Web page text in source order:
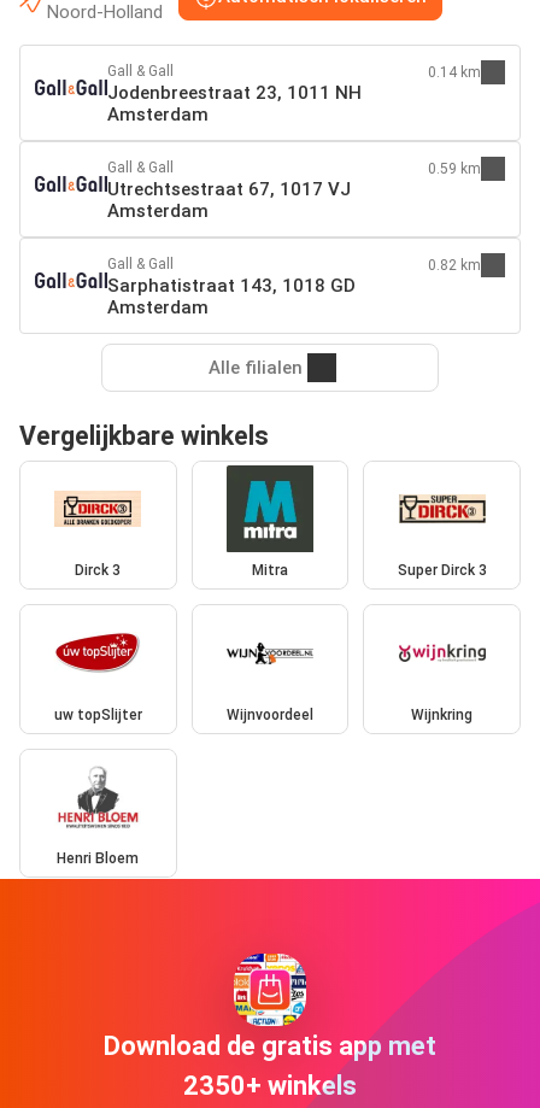
Noord-Holland
Gall & Gall
Jodenbreestraat 23, 1011 NH
Amsterdam
0.14 km
Gall & Gall
Utrechtsestraat 67, 1017 VJ
Amsterdam
0.59 km
Gall & Gall
Sarphatistraat 143, 1018 GD
Amsterdam
0.82 km
Alle filialen
Vergelijkbare winkels
Dirck 3 Mitra Super Dirck 3
uw topSlijter Wijnvoordeel Wijnkring
Henri Bloem
Download de gratis app met
2350+ winkels